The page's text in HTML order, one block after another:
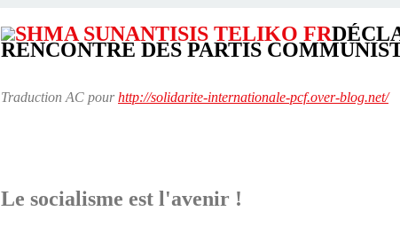
RENCONTRE DES PARTIS
Traduction AC pour http://solidarite-internationale-pcf.over-blog.net/
Le socialisme est l'avenir !